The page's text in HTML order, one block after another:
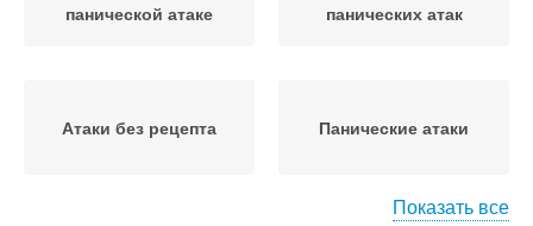
панической атаке
панических атак
Атаки без рецепта Панические атаки
Показать все